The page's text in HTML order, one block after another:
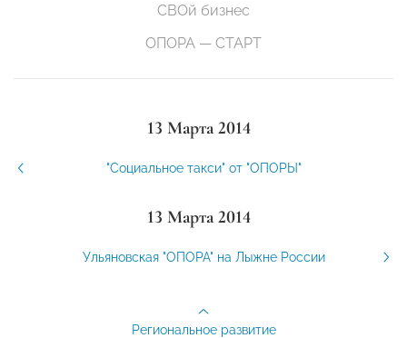
СВОй бизнес
ОПОРА — СТАРТ
13 Марта 2014
"Социальное такси" от "ОПОРЫ"
13 Марта 2014
Ульяновская "ОПОРА" на Лыжне России
Региональное развитие